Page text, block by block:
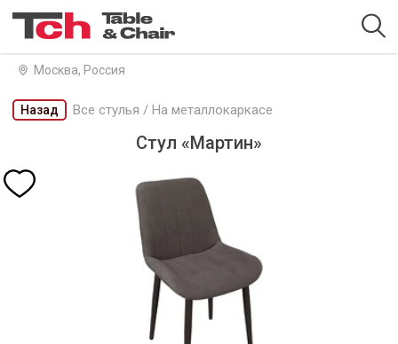
Москва, Россия
Назад Все стулья / На металлокаркасе
Стул «Мартин»